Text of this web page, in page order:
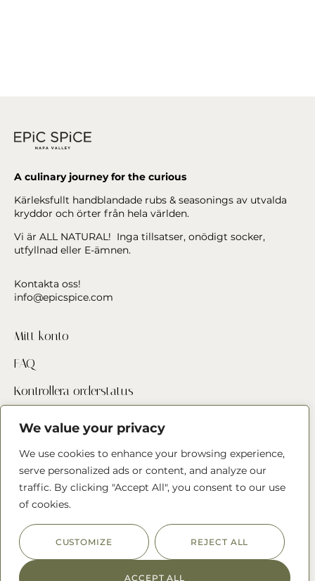
We value your privacy
We use cookies to enhance your browsing experience,
serve personalized ads or content, and analyze our
traffic. By clicking "Accept All", you consent to our use
of cookies.
CUSTOMIZE REJECT ALL
ACCEPT ALL
A culinary journey for the curious
Kärleksfullt handblandade rubs & seasonings av utvalda
kryddor och örter från hela världen.
Vi är ALL NATURAL! Inga tillsatser, onödigt socker,
utfyllnad eller E-ämnen.
Kontakta oss!
info@epicspice.com
Mitt konto
FAQ
Kontrollera orderstatus
Kontakta oss
Följ oss